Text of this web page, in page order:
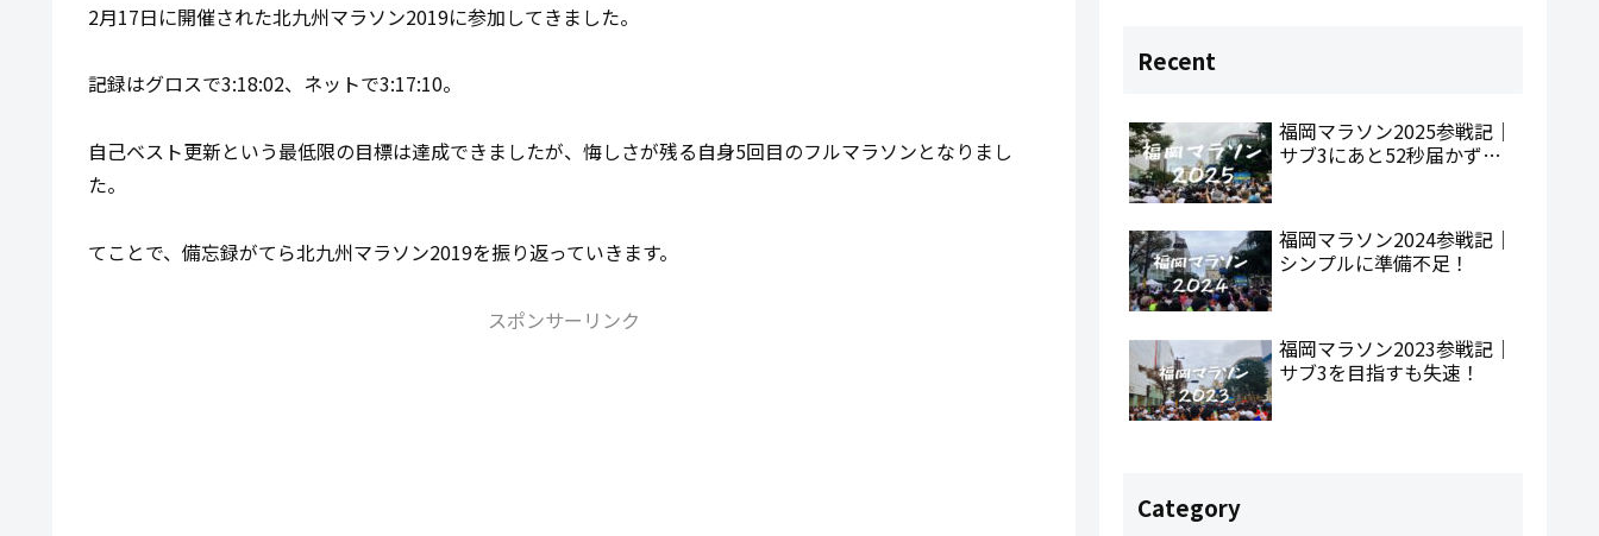
2月17日に開催された北九州マラソン2019に参加してきました。
記録はグロスで3:18:02、ネットで3:17:10。
自己ベスト更新という最低限の目標は達成できましたが、悔しさが残る自身5回目のフルマラソンとなりまし
た。
てことで、備忘録がてら北九州マラソン2019を振り返っていきます。
スポンサーリンク
Recent
福岡マラソン2025参戦記｜
サブ3にあと52秒届かず…
福岡マラソン2024参戦記｜
シンプルに準備不足！
福岡マラソン2023参戦記｜
サブ3を目指すも失速！
Category